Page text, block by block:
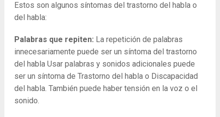
Estos son algunos síntomas del trastorno del habla o
del habla:
Palabras que repiten: La repetición de palabras
innecesariamente puede ser un síntoma del trastorno
del habla Usar palabras y sonidos adicionales puede
ser un síntoma de Trastorno del habla o Discapacidad
del habla. También puede haber tensión en la voz o el
sonido.